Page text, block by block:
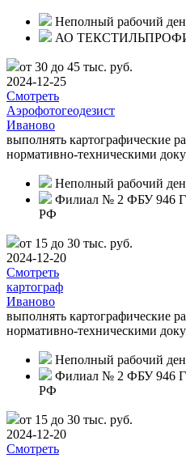
Неполный рабочий
АО
от 30 до 45 тыс. руб.
2024-12-25
Смотреть
Аэрофотогеодезист
Иваново
выполнять картографические
нормативно-техническими
Неполный рабочий
Филиал № 2 ФБУ 946
РФ
от 15 до 30 тыс. руб.
2024-12-20
Смотреть
картограф
Иваново
выполнять картографические
нормативно-техническими
Неполный рабочий
Филиал № 2 ФБУ 946
РФ
от 15 до 30 тыс. руб.
2024-12-20
Смотреть